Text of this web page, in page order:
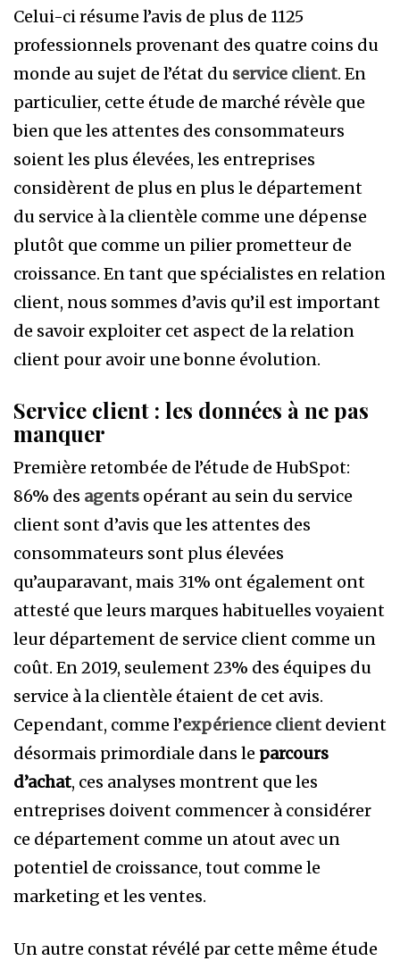
Celui-ci résume l’avis de plus de 1125
professionnels provenant des quatre coins du
monde au sujet de l’état du service client. En
particulier, cette étude de marché révèle que
bien que les attentes des consommateurs
soient les plus élevées, les entreprises
considèrent de plus en plus le département
du service à la clientèle comme une dépense
plutôt que comme un pilier prometteur de
croissance. En tant que spécialistes en relation
client, nous sommes d’avis qu’il est important
de savoir exploiter cet aspect de la relation
client pour avoir une bonne évolution.
Service client : les données à ne pas
manquer
Première retombée de l’étude de HubSpot:
86% des agents opérant au sein du service
client sont d’avis que les attentes des
consommateurs sont plus élevées
qu’auparavant, mais 31% ont également ont
attesté que leurs marques habituelles voyaient
leur département de service client comme un
coût. En 2019, seulement 23% des équipes du
service à la clientèle étaient de cet avis.
Cependant, comme l’expérience client devient
désormais primordiale dans le parcours
d’achat, ces analyses montrent que les
entreprises doivent commencer à considérer
ce département comme un atout avec un
potentiel de croissance, tout comme le
marketing et les ventes.
Un autre constat révélé par cette même étude